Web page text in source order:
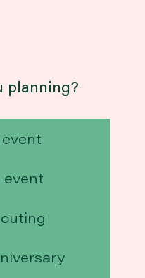
planning?
event